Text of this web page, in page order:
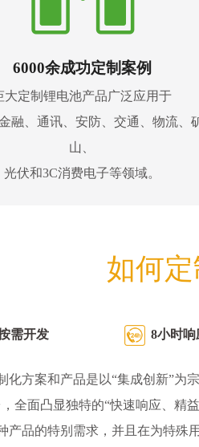
6000余成功定制案例
大定制锂电池产品广泛应用于
融、通讯、安防、交通、物流、
山、
光伏和3C消费电子等领域。
如何
需开发 8小时响
化方案和产品是以“集成创新”为
全面凸显独特的“快速响应、精
产品的特别需求，并且在为特殊